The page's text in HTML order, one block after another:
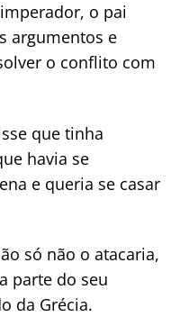
o pai
argumentos e
o conflito com
que tinha
havia se
e queria se casar
só não o atacaria,
parte do seu
da Grécia.